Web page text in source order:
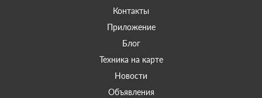
Контакты
Приложение
Блог
Техника на карте
Новости
Объявления